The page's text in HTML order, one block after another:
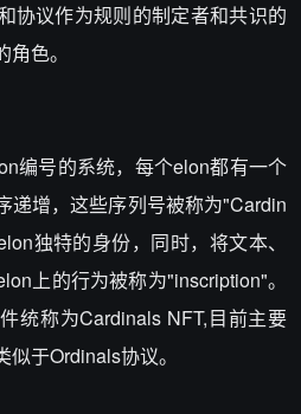
协议作为规则的制定者和共识的
色。
编号的系统，每个elon都有一个
递增，这些序列号被称为"Cardin
独特的身份，同时，将文本、
上的行为被称为"inscription"。
统称为Cardinals NFT,目前主要
于Ordinals协议。